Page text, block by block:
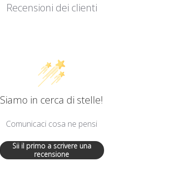
Recensioni dei clienti
Siamo in cerca di stelle!
Comunicaci cosa ne pensi
Sii il primo a scrivere una
recensione